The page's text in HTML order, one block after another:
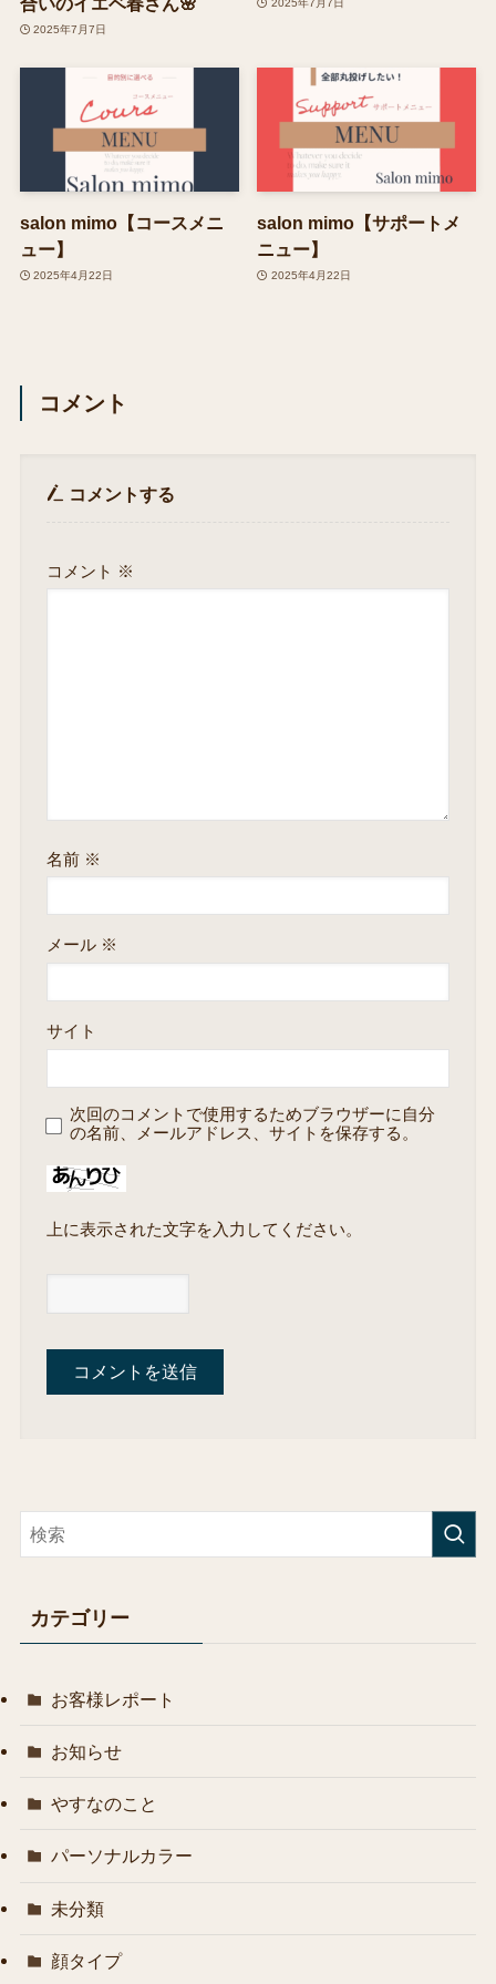
2025年7月7日
2025年7月7日
salon mimo【コースメニ
ュー】
2025年4月22日
salon mimo【サポートメ
ニュー】
2025年4月22日
コメント
コメントする
コメント ※
名前 ※
メール ※
サイト
次回のコメントで使用するためブラウザーに自分
の名前、メールアドレス、サイトを保存する。
上に表示された文字を入力してください。
カテゴリー
お客様レポート
お知らせ
やすなのこと
パーソナルカラー
未分類
顔タイプ